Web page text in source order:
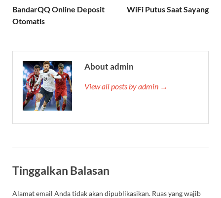
BandarQQ Online Deposit
Otomatis
WiFi Putus Saat Sayang
About admin
View all posts by admin →
Tinggalkan Balasan
Alamat email Anda tidak akan dipublikasikan. Ruas yang wajib